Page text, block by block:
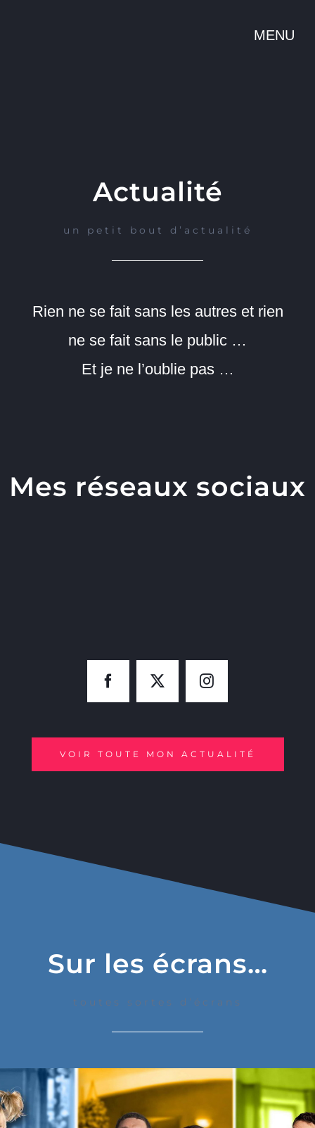
Actualité
un petit bout d’actualité
Rien ne se fait sans les autres et rien
ne se fait sans le public …
Et je ne l’oublie pas …
Mes réseaux sociaux
VOIR TOUTE MON ACTUALITÉ
Sur les écrans…
toutes sortes d’écrans